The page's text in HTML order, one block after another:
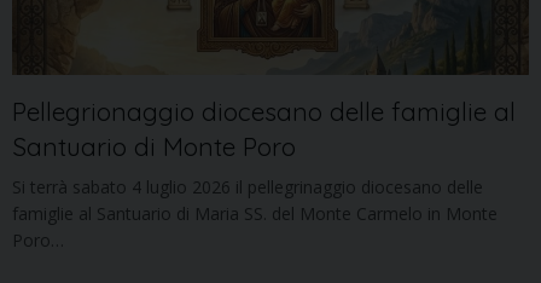
Pellegrionaggio diocesano delle famiglie al
Santuario di Monte Poro
Si terrà sabato 4 luglio 2026 il pellegrinaggio diocesano delle
famiglie al Santuario di Maria SS. del Monte Carmelo in Monte
Poro…